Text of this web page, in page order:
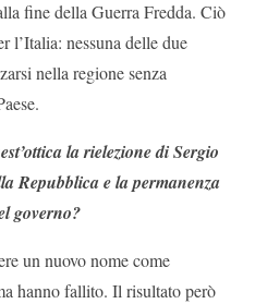
fine della Guerra Fredda. Ciò
l’Italia: nessuna delle due
nella regione senza
la rielezione di Sergio
Repubblica e la permanenza
governo?
un nuovo nome come
hanno fallito. Il risultato però